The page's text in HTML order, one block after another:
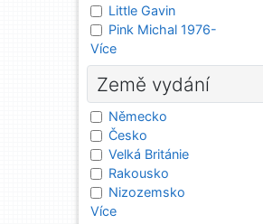
Little Gavin
Pink Michal 1976-
Více
Země vydání
Německo
Česko
Velká Británie
Rakousko
Nizozemsko
Více